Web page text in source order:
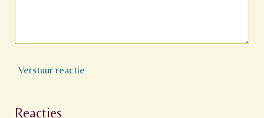
Verstuur reactie
Reacties